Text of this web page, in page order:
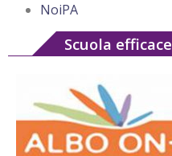
NoiPA
Scuola efficace